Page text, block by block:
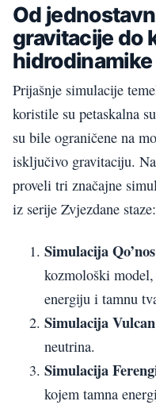
Od
gravitacije do
hidrodinamike
Prijašnje simulacije
koristile su petaskalna
su bile ograničene na
isključivo gravitaciju.
proveli tri značajne
iz serije Zvjezdane staze:
Simulacija Qo’nos
kozmološki
energiju i tamnu
Simulacija Vulcan
neutrina.
Simulacija
kojem tamna